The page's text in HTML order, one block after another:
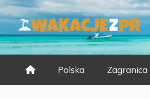
Skip
to
content
Polska Zagranica